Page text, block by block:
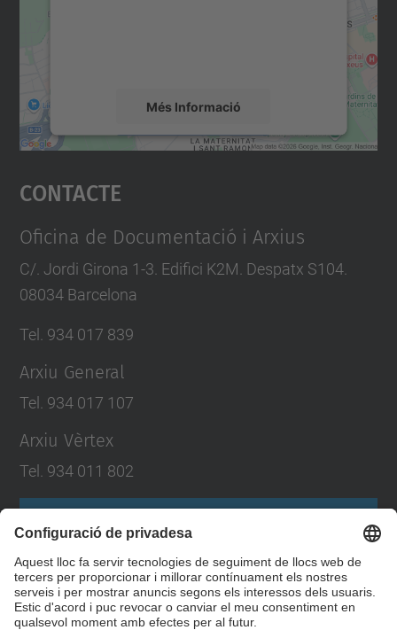
Més Informació
Accepta
powered by
Contacte
Oficina de Documentació i Arxius
C/. Jordi Girona 1-3. Edifici K2M. Despatx S104.
08034 Barcelona
Tel. 934 017 839
Arxiu General
Tel. 934 017 107
Arxiu Vèrtex
Tel. 934 011 802
Formulari de contacte
Llista Xarxes Socials